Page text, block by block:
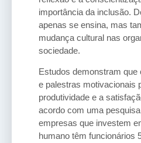
importância da inclusão.
apenas se ensina, mas
mudança cultural nas
sociedade.
Estudos demonstram que
e palestras motivacionais
produtividade e a
acordo com uma
empresas que investem
humano têm funcionários